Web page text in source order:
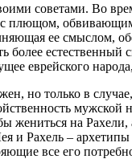
советами. Во
обвивающим
ее смыслом,
более
еврейского
но только в
жениться на
и Рахель –
все его